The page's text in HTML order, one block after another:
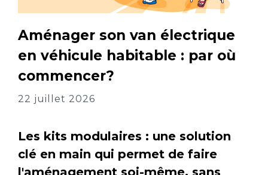
Aménager son van électrique
en véhicule habitable : par où
commencer?
22 juillet 2026
Les kits modulaires : une solution
clé en main qui permet de faire
l'aménagement soi-même, sans